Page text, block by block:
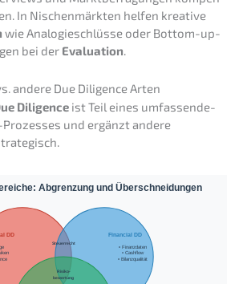
In Nischen­märk­ten helfen kreati­ve
wie Analo­gie­schlüs­se oder Bottom-up-
bei der Evalua­ti­on.
andere Due Diligence Arten
Diligence ist Teil eines umfas­sen­de­
und ergänzt andere
Abgrenzung und Überschneidungen
DD Financial DD
• Finanzdaten
• Cashflow
• Bilanzqualität
Steuerrecht
Risiko-
bewertung